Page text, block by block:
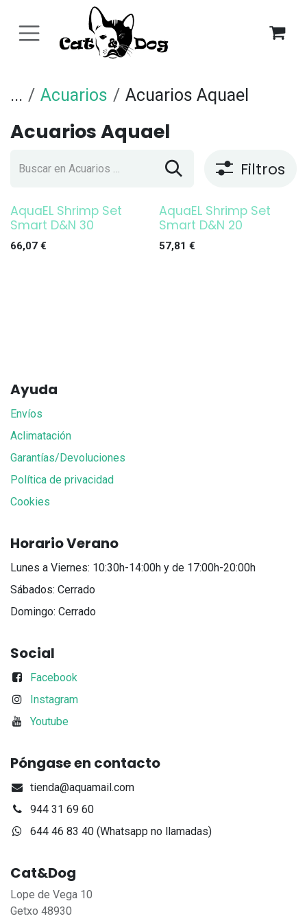
... Acuarios Acuarios Aquael
Acuarios Aquael
Filtros
¡OFERTA!
AquaEL Shrimp Set
Smart D&N 30
66,07 €
¡OFERTA!
AquaEL Shrimp Set
Smart D&N 20
57,81 €
Ayuda
Envíos
Aclimatación
Garantías/Devoluciones
Política de privacidad
Cookies
Horario Verano
Lunes a Viernes: 10:30h-14:00h y de 17:00h-20:00h
Sábados: Cerrado
Domingo: Cerrado
Social
Facebook
Instagram
Youtube
Póngase en contacto
tienda@aquamail.com
944 31 69 60
644 46 83 40 (Whatsapp no llamadas)
Cat&Dog
Lope de Vega 10
Getxo 48930